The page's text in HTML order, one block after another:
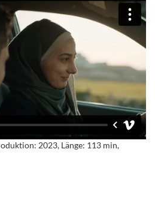
2023, Länge: 113 min,